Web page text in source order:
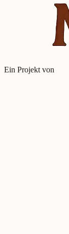
Ein Projekt von